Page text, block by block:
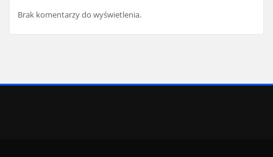
Brak komentarzy do wyświetlenia.